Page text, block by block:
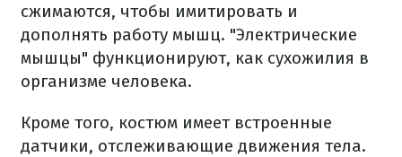
сжимаются, чтобы имитировать и
дополнять работу мышц. "Электрические
мышцы" функционируют, как сухожилия в
организме человека.
Кроме того, костюм имеет встроенные
датчики, отслеживающие движения тела.